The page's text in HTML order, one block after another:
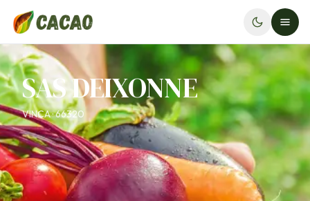
SAS DEIXONNE
VINCA · 66320